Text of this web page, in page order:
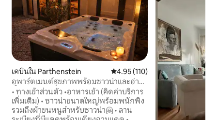
เคบินใน Parthenstein คะแนนเฉลี่ย 4.95 จาก 5, 110 รีวิว
4.95 (110)
อพาร์ตเมนต์สุขภาพพร้อมซาวน่าและอ่าง
น้ำวนในไลป์ซิก
• ทางเข้าส่วนตัว •อาหารเช้า (คิดค่าบริการ
เพิ่มเติม) • ซาวน่าขนาดใหญ่พร้อมพนักพิง
รวมถึงผ้าขนหนูสำหรับซาวน่า🤗 • ลาน